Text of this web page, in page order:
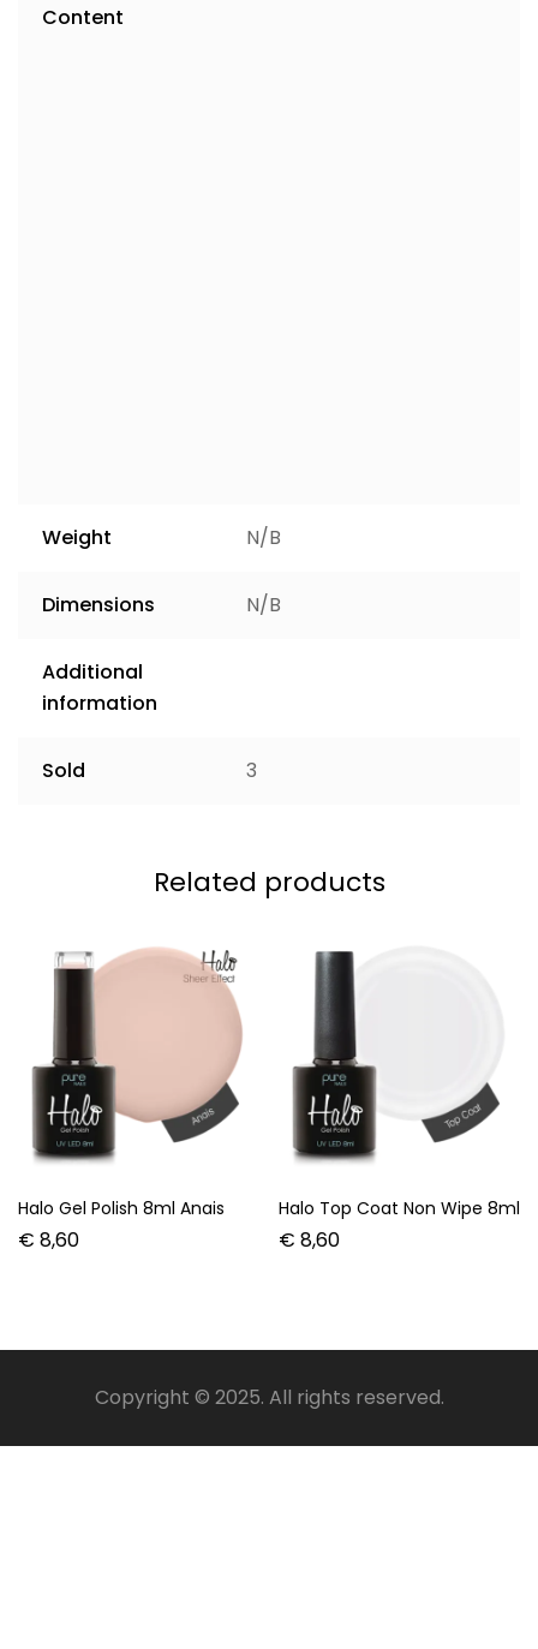
Content
Weight N/B
Dimensions N/B
Additional
information
Sold 3
Related products
Halo Gel Polish 8ml Anais
€ 8,60
Halo Top Coat Non Wipe 8ml
€ 8,60
Copyright © 2025. All rights reserved.